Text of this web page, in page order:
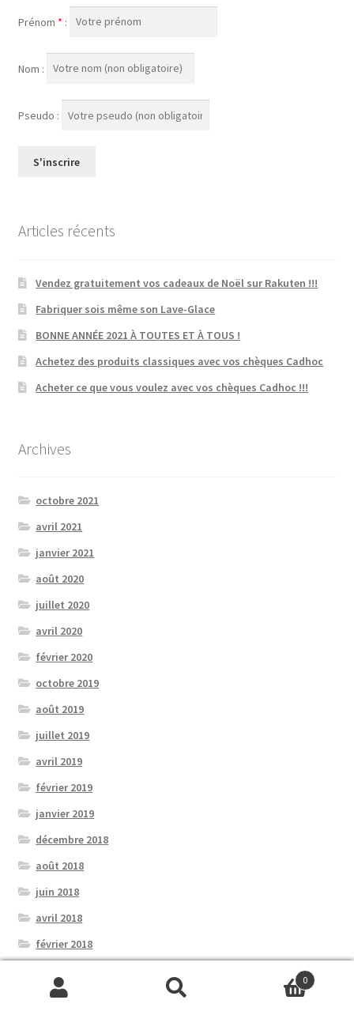
Prénom * :
Nom :
Pseudo :
Articles récents
Vendez gratuitement vos cadeaux de Noël sur Rakuten !!!
Fabriquer sois même son Lave-Glace
BONNE ANNÉE 2021 À TOUTES ET À TOUS !
Achetez des produits classiques avec vos chèques Cadhoc
Acheter ce que vous voulez avec vos chèques Cadhoc !!!
Archives
octobre 2021
avril 2021
janvier 2021
août 2020
juillet 2020
avril 2020
février 2020
octobre 2019
août 2019
juillet 2019
avril 2019
février 2019
janvier 2019
décembre 2018
août 2018
juin 2018
avril 2018
février 2018
novembre 2017
Recherche
Recherche
0